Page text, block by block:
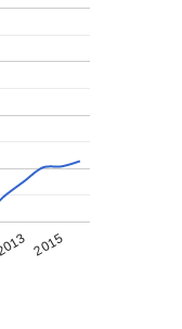
2015